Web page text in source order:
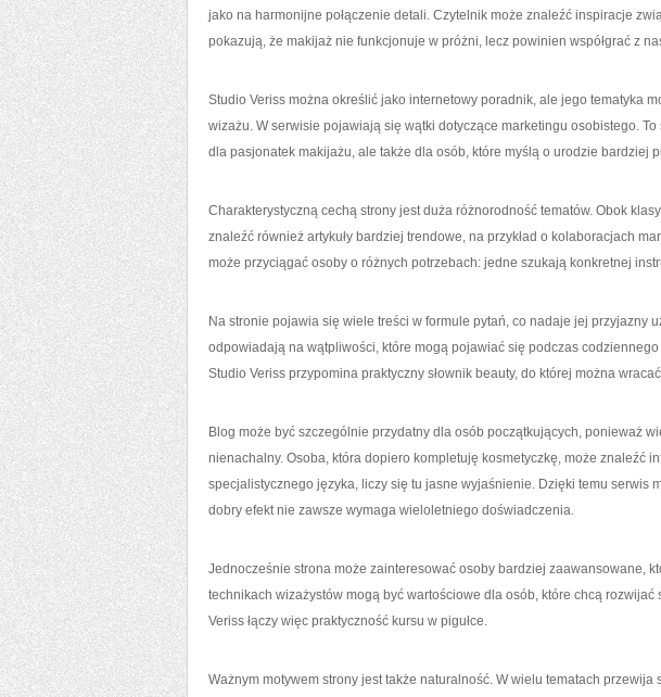
jako na harmonijne połączenie detali. Czytelnik może znaleźć inspiracje
pokazują, że makijaż nie funkcjonuje w próżni, lecz powinien współgrać z
Studio Veriss można określić jako internetowy poradnik, ale jego tematyka
wizażu. W serwisie pojawiają się wątki dotyczące marketingu osobistego.
dla pasjonatek makijażu, ale także dla osób, które myślą o urodzie bardziej
Charakterystyczną cechą strony jest duża różnorodność tematów. Obok
znaleźć również artykuły bardziej trendowe, na przykład o kolaboracjach
może przyciągać osoby o różnych potrzebach: jedne szukają konkretnej
Na stronie pojawia się wiele treści w formule pytań, co nadaje jej przyjazny
odpowiadają na wątpliwości, które mogą pojawiać się podczas
Studio Veriss przypomina praktyczny słownik beauty, do której można
Blog może być szczególnie przydatny dla osób początkujących, ponieważ
nienachalny. Osoba, która dopiero kompletuję kosmetyczkę, może znaleźć
specjalistycznego języka, liczy się tu jasne wyjaśnienie. Dzięki temu serwis
dobry efekt nie zawsze wymaga wieloletniego doświadczenia.
Jednocześnie strona może zainteresować osoby bardziej zaawansowane,
technikach wizażystów mogą być wartościowe dla osób, które chcą
Veriss łączy więc praktyczność kursu w pigułce.
Ważnym motywem strony jest także naturalność. W wielu tematach